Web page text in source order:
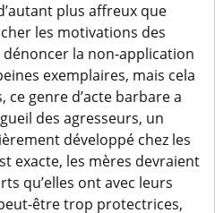
plus affreux que
les motivations des
dénoncer la non-application
exemplaires, mais cela
ce genre d’acte barbare a
des agresseurs, un
développé chez les
exacte, les mères devraient
qu’elles ont avec leurs
être trop protectrices,